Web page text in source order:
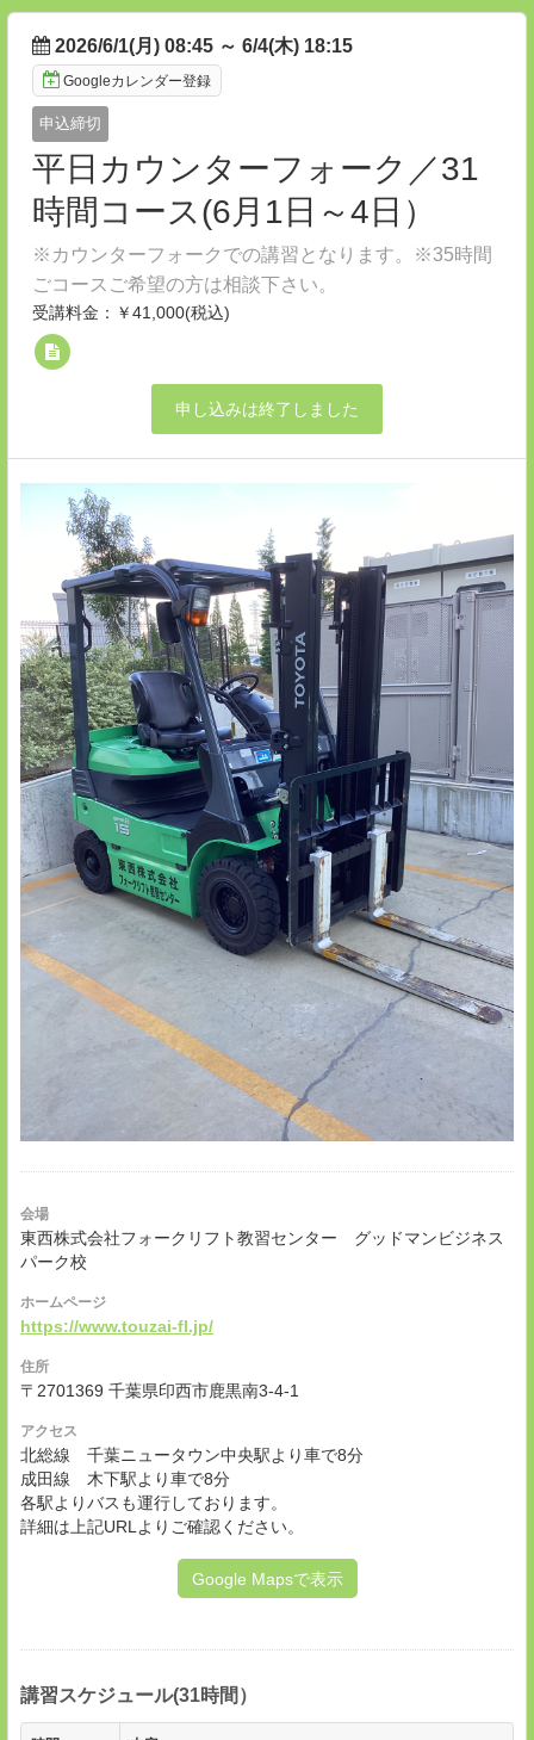
2026/6/1(月) 08:45 ～ 6/4(木) 18:15
Googleカレンダー登録
申込締切
平日カウンターフォーク／31
時間コース(6月1日～4日）
※カウンターフォークでの講習となります。※35時間
ごコースご希望の方は相談下さい。
受講料金：￥41,000(税込)
申し込みは終了しました
会場
東西株式会社フォークリフト教習センター グッドマンビジネス
パーク校
ホームページ
https://www.touzai-fl.jp/
住所
〒2701369 千葉県印西市鹿黒南3-4-1
アクセス
北総線 千葉ニュータウン中央駅より車で8分
成田線 木下駅より車で8分
各駅よりバスも運行しております。
詳細は上記URLよりご確認ください。
Google Mapsで表示
講習スケジュール(31時間）